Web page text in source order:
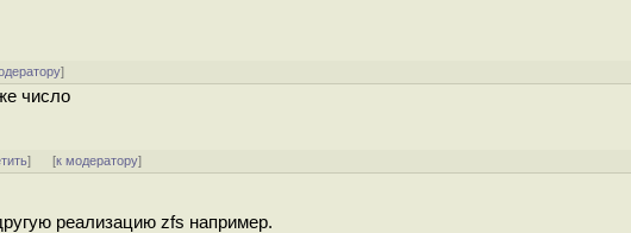
]
число
] [к модератору]
реализацию zfs например.